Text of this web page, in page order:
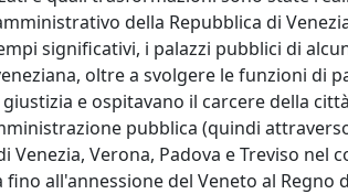
della Repubblica di
significativi, i palazzi pubblici di
oltre a svolgere le funzioni di
e ospitavano il carcere della
pubblica (quindi
Verona, Padova e Treviso nel
all'annessione del Veneto al Regno